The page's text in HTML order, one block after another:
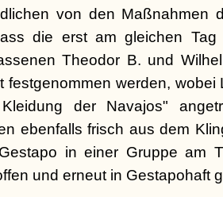
von den Maßnahmen
die erst am gleichen Tag
Theodor B. und
festgenommen werden, wobei
der Navajos"
ebenfalls frisch aus dem
in einer Gruppe am
und erneut in Gestapohaft